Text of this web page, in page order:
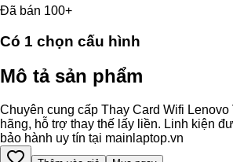
Đã bán 100+
Có 1 chọn cấu hình
Mô tả sản phẩm
Chuyên cung cấp Thay Card Wifi
hãng, hỗ trợ thay thế lấy liền. Linh kiện
bảo hành uy tín tại mainlaptop.vn